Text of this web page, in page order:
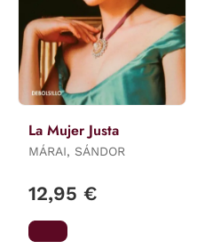
La Mujer Justa
MÁRAI, SÁNDOR
12,95 €